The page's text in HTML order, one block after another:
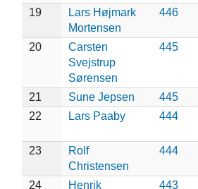
19
Lars Højmark
Mortensen
446
20
Carsten
Svejstrup
Sørensen
445
21 Sune Jepsen
445
22
Lars Paaby 444
23
Rolf
Christensen
444
24
Henrik
443